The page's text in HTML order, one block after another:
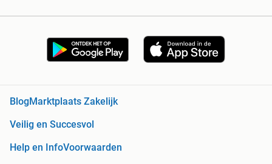
BlogMarktplaats Zakelijk
Veilig en Succesvol
Help en InfoVoorwaarden